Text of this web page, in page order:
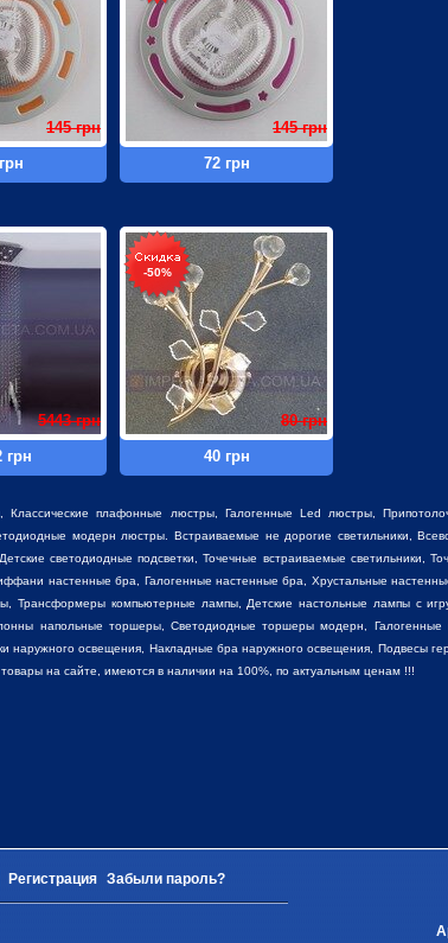
145 грн
72 грн
145 грн
грн
5443 грн
-50%
40 грн
80 грн
Классические плафонные люстры, Галогенные Led люстры,
модерн люстры. Встраиваемые не дорогие светильники,
Детские светодиодные подсветки, Точечные встраиваемые светильники,
настенные бра, Галогенные настенные бра, Хрустальные
Трансформеры компьютерные лампы, Детские настольные лампы с
напольные торшеры, Светодиодные торшеры модерн, Галогенные
наружного освещения, Накладные бра наружного освещения, Подвесы
на сайте, имеются в наличии на 100%, по актуальным ценам !!!
Регистрация Забыли пароль?